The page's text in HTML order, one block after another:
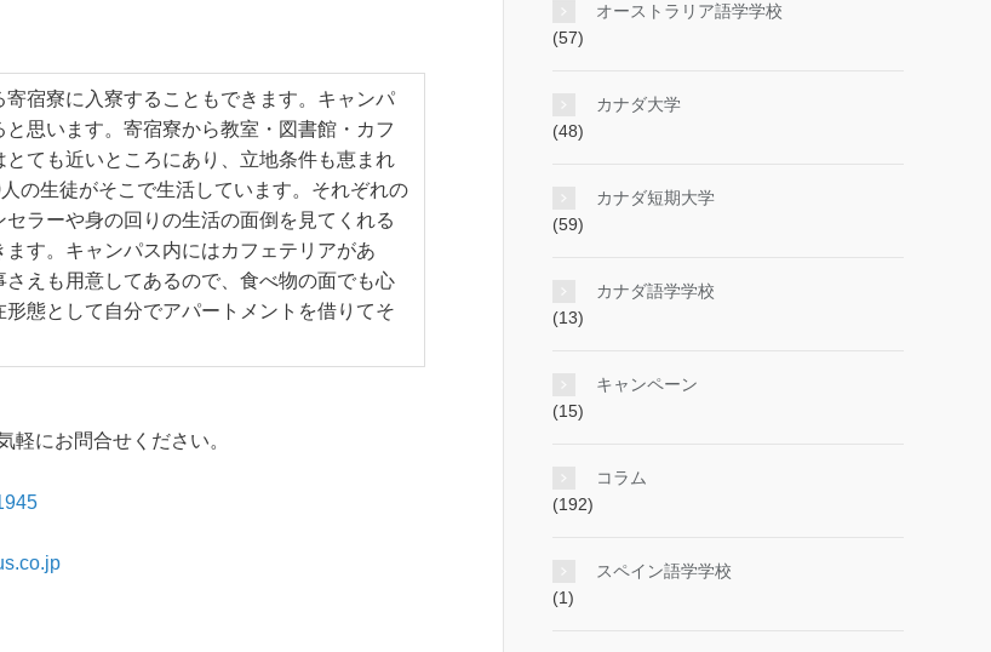
宿寮に入寮することもできます。キャンパ
思います。寄宿寮から教室・図書館・カフ
ても近いところにあり、立地条件も恵まれ
の生徒がそこで生活しています。それぞれの
ラーや身の回りの生活の面倒を見てくれる
す。キャンパス内にはカフェテリアがあ
えも用意してあるので、食べ物の面でも心
態として自分でアパートメントを借りてそ
軽にお問合せください。
オーストラリア語学学校
(57)
カナダ大学
(48)
カナダ短期大学
(59)
カナダ語学学校
(13)
キャンペーン
(15)
コラム
(192)
スペイン語学学校
(1)